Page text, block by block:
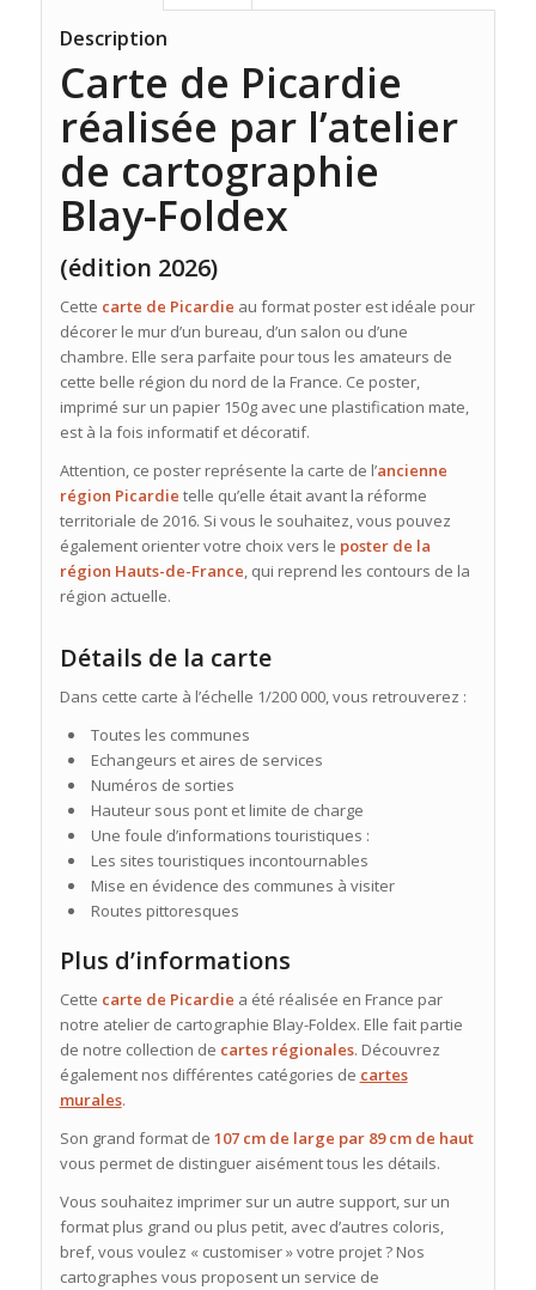
Description
Carte de Picardie
réalisée par l’atelier
de cartographie
Blay-Foldex
(édition 2026)
Cette carte de Picardie au format poster est idéale pour
décorer le mur d’un bureau, d’un salon ou d’une
chambre. Elle sera parfaite pour tous les amateurs de
cette belle région du nord de la France. Ce poster,
imprimé sur un papier 150g avec une plastification mate,
est à la fois informatif et décoratif.
Attention, ce poster représente la carte de l’ancienne
région Picardie telle qu’elle était avant la réforme
territoriale de 2016. Si vous le souhaitez, vous pouvez
également orienter votre choix vers le poster de la
région Hauts-de-France, qui reprend les contours de la
région actuelle.
Détails de la carte
Dans cette carte à l’échelle 1/200 000, vous retrouverez :
Toutes les communes
Echangeurs et aires de services
Numéros de sorties
Hauteur sous pont et limite de charge
Une foule d’informations touristiques :
Les sites touristiques incontournables
Mise en évidence des communes à visiter
Routes pittoresques
Plus d’informations
Cette carte de Picardie a été réalisée en France par
notre atelier de cartographie Blay-Foldex. Elle fait partie
de notre collection de cartes régionales. Découvrez
également nos différentes catégories de cartes
murales.
Son grand format de 107 cm de large par 89 cm de haut
vous permet de distinguer aisément tous les détails.
Vous souhaitez imprimer sur un autre support, sur un
format plus grand ou plus petit, avec d’autres coloris,
bref, vous voulez « customiser » votre projet ? Nos
cartographes vous proposent un service de